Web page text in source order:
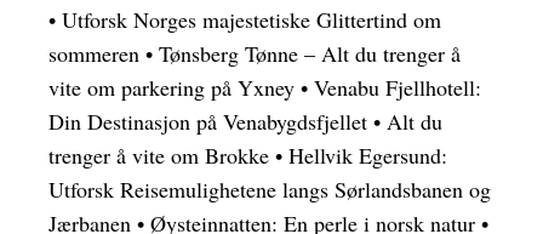
• Utforsk Norges majestetiske Glittertind om
sommeren • Tønsberg Tønne – Alt du trenger å
vite om parkering på Yxney • Venabu Fjellhotell:
Din Destinasjon på Venabygdsfjellet • Alt du
trenger å vite om Brokke • Hellvik Egersund:
Utforsk Reisemulighetene langs Sørlandsbanen og
Jærbanen • Øysteinnatten: En perle i norsk natur •